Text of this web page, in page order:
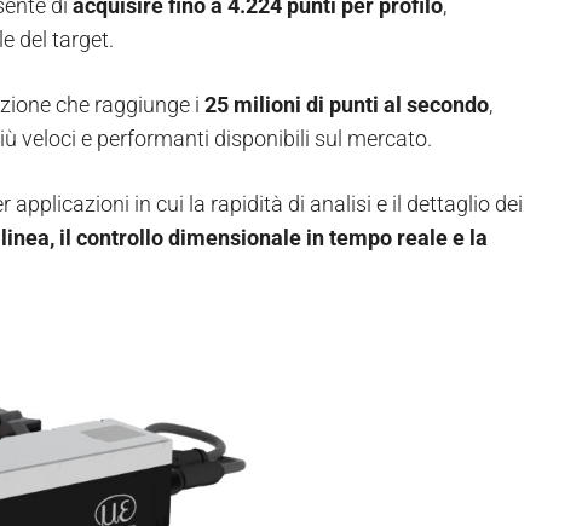
di acquisire fino a 4.224 punti per profilo,
del target.
che raggiunge i 25 milioni di punti al secondo,
veloci e performanti disponibili sul mercato.
applicazioni in cui la rapidità di analisi e il dettaglio dei
il controllo dimensionale in tempo reale e la